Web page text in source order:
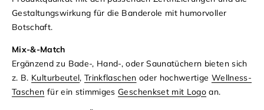
Gestaltungswirkung für die Banderole mit humorvoller
Botschaft.
Mix-&-Match
Ergänzend zu Bade-, Hand-, oder Saunatüchern bieten sich
z. B. Kulturbeutel,Trinkflaschen oder hochwertige Wellness-
Taschen für ein stimmiges Geschenkset mit Logo an.